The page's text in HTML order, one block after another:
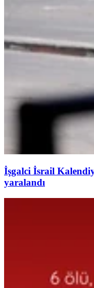
İşgalci İsrail
yaralandı